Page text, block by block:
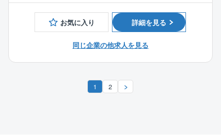
住宅供給実績において国内トップ級の施工力が強み。
環境に配慮した住宅の開発など新しい技術の研究・開
発に積極的に取り組んでいます。また、不動産分野に
おいても多様化する入居者のライフスタイルに合わせ
サービスを提供していることも強みの1つです。
【同社の魅力】
◎年間休日112日。残業時間も少なく（月10～20時間
程度）、働き方改革も積極的に推進しており長期的に
働ける環境が整っています。
ップ頂くことが可能。
◎時短勤務制度、成果評価制度、成績手当など福利厚
お気に入り 詳細を見る
同じ企業の他求人を見る
1 2